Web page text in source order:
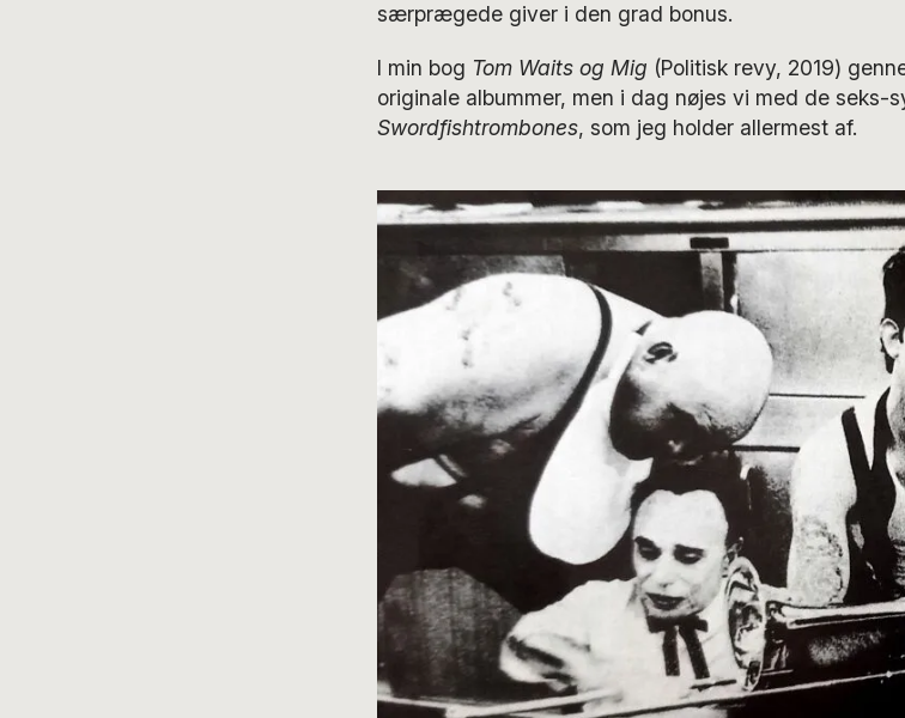
særprægede giver i den grad bonus.
I min bog Tom Waits og Mig (Politisk revy, 2019)
originale albummer, men i dag nøjes vi med de seks-
Swordfishtrombones, som jeg holder allermest af.